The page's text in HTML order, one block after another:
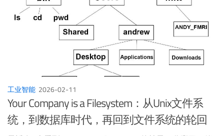
工业智能 2026-02-11
Your Company is a Filesystem：从Unix文件系
统，到数据库时代，再回到文件系统的轮回